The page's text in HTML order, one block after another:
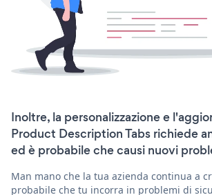
Inoltre, la personalizzazione e
Product Description Tabs richiede
ed è probabile che causi nuovi
Man mano che la tua azienda continua a
probabile che tu incorra in problemi di